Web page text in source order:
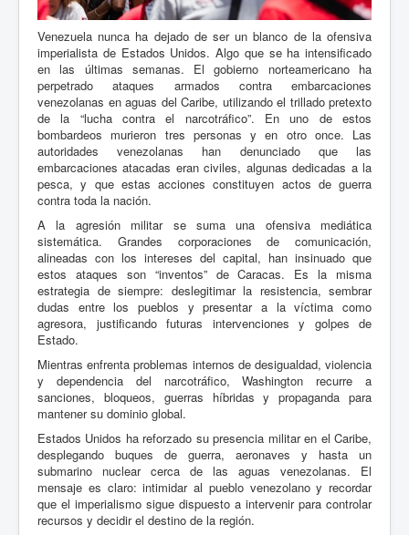
Venezuela nunca ha dejado de ser un blanco de la ofensiva
imperialista de Estados Unidos. Algo que se ha intensificado
en las últimas semanas. El gobierno norteamericano ha
perpetrado ataques armados contra embarcaciones
venezolanas en aguas del Caribe, utilizando el trillado pretexto
de la “lucha contra el narcotráfico”. En uno de estos
bombardeos murieron tres personas y en otro once. Las
autoridades venezolanas han denunciado que las
embarcaciones atacadas eran civiles, algunas dedicadas a la
pesca, y que estas acciones constituyen actos de guerra
contra toda la nación.
A la agresión militar se suma una ofensiva mediática
sistemática. Grandes corporaciones de comunicación,
alineadas con los intereses del capital, han insinuado que
estos ataques son “inventos” de Caracas. Es la misma
estrategia de siempre: deslegitimar la resistencia, sembrar
dudas entre los pueblos y presentar a la víctima como
agresora, justificando futuras intervenciones y golpes de
Estado.
Mientras enfrenta problemas internos de desigualdad, violencia
y dependencia del narcotráfico, Washington recurre a
sanciones, bloqueos, guerras híbridas y propaganda para
mantener su dominio global.
Estados Unidos ha reforzado su presencia militar en el Caribe,
desplegando buques de guerra, aeronaves y hasta un
submarino nuclear cerca de las aguas venezolanas. El
mensaje es claro: intimidar al pueblo venezolano y recordar
que el imperialismo sigue dispuesto a intervenir para controlar
recursos y decidir el destino de la región.